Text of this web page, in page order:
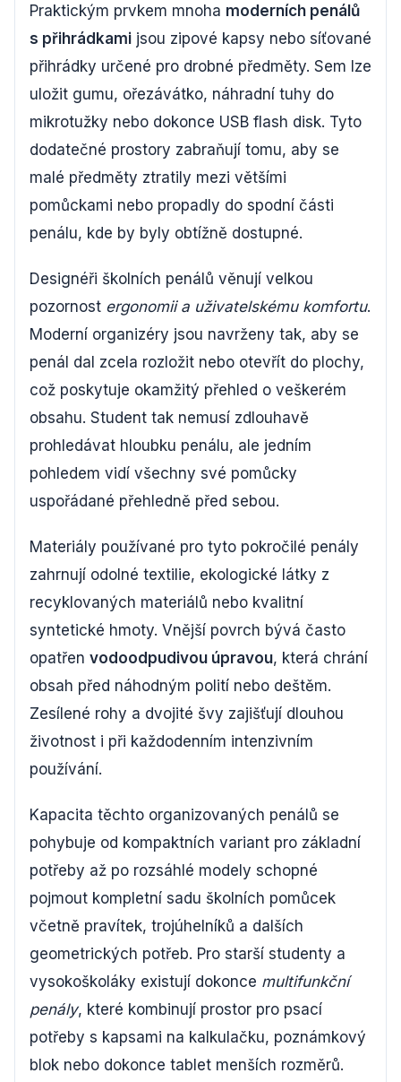
Praktickým prvkem mnoha moderních penálů
s přihrádkami jsou zipové kapsy nebo síťované
přihrádky určené pro drobné předměty. Sem lze
uložit gumu, ořezávátko, náhradní tuhy do
mikrotužky nebo dokonce USB flash disk. Tyto
dodatečné prostory zabraňují tomu, aby se
malé předměty ztratily mezi většími
pomůckami nebo propadly do spodní části
penálu, kde by byly obtížně dostupné.
Designéři školních penálů věnují velkou
pozornost ergonomii a uživatelskému komfortu.
Moderní organizéry jsou navrženy tak, aby se
penál dal zcela rozložit nebo otevřít do plochy,
což poskytuje okamžitý přehled o veškerém
obsahu. Student tak nemusí zdlouhavě
prohledávat hloubku penálu, ale jedním
pohledem vidí všechny své pomůcky
uspořádané přehledně před sebou.
Materiály používané pro tyto pokročilé penály
zahrnují odolné textilie, ekologické látky z
recyklovaných materiálů nebo kvalitní
syntetické hmoty. Vnější povrch bývá často
opatřen vodoodpudivou úpravou, která chrání
obsah před náhodným polití nebo deštěm.
Zesílené rohy a dvojité švy zajišťují dlouhou
životnost i při každodenním intenzivním
používání.
Kapacita těchto organizovaných penálů se
pohybuje od kompaktních variant pro základní
potřeby až po rozsáhlé modely schopné
pojmout kompletní sadu školních pomůcek
včetně pravítek, trojúhelníků a dalších
geometrických potřeb. Pro starší studenty a
vysokoškoláky existují dokonce multifunkční
penály, které kombinují prostor pro psací
potřeby s kapsami na kalkulačku, poznámkový
blok nebo dokonce tablet menších rozměrů.